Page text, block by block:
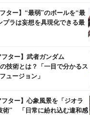
ター】“最弱”のボールを“最
ラは妄想を具現化できる最
フター】武者ガンダム
技術とは？「一目で分かるス
ュージョン」
フター】心象風景を「ジオラ
術” 「日常に紛れ込む違和感